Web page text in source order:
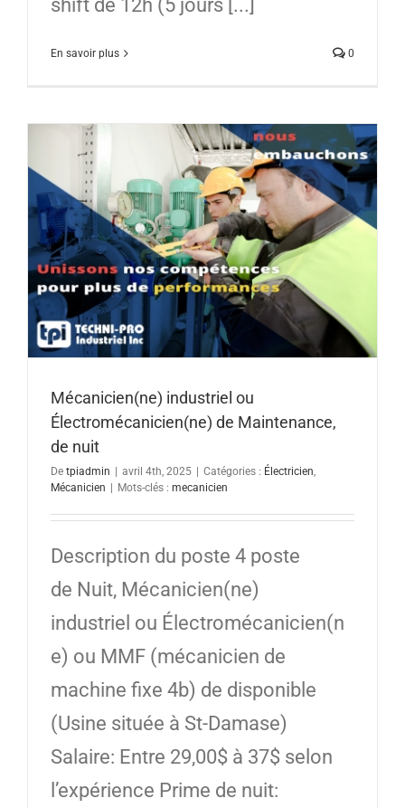
shift de 12h (5 jours [...]
En savoir plus 0
Mécanicien(ne) industriel ou
Électromécanicien(ne) de Maintenance,
de nuit
De tpiadmin avril 4th, 2025 Catégories : Électricien,
Mécanicien
Mots-clés : mecanicien
Description du poste 4 poste
de Nuit, Mécanicien(ne)
industriel ou Électromécanicien(n
e) ou MMF (mécanicien de
machine fixe 4b) de disponible
(Usine située à St-Damase)
Salaire: Entre 29,00$ à 37$ selon
l’expérience Prime de nuit: